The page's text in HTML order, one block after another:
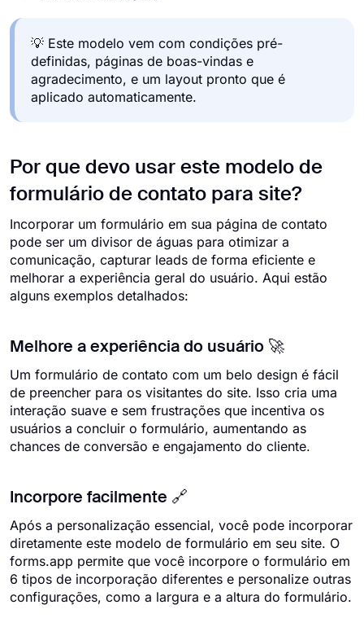
💡 Este modelo vem com condições pré-
definidas, páginas de boas-vindas e
agradecimento, e um layout pronto que é
aplicado automaticamente.
Por que devo usar este modelo de
formulário de contato para site?
Incorporar um formulário em sua página de contato
pode ser um divisor de águas para otimizar a
comunicação, capturar leads de forma eficiente e
melhorar a experiência geral do usuário. Aqui estão
alguns exemplos detalhados:
Melhore a experiência do usuário 🚀
Um formulário de contato com um belo design é fácil
de preencher para os visitantes do site. Isso cria uma
interação suave e sem frustrações que incentiva os
usuários a concluir o formulário, aumentando as
chances de conversão e engajamento do cliente.
Incorpore facilmente 🔗
Após a personalização essencial, você pode incorporar
diretamente este modelo de formulário em seu site. O
forms.app permite que você incorpore o formulário em
6 tipos de incorporação diferentes e personalize outras
configurações, como a largura e a altura do formulário.